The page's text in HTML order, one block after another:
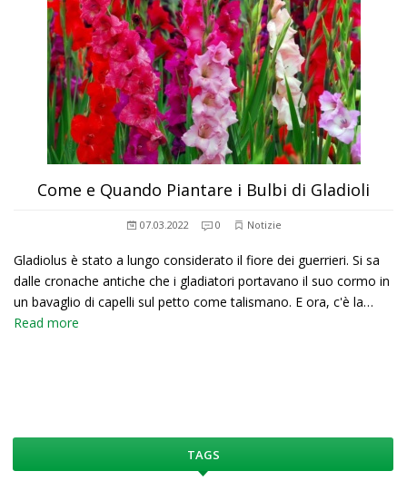
Come e Quando Piantare i Bulbi di Gladioli
07.03.2022 0 Notizie
Gladiolus è stato a lungo considerato il fiore dei guerrieri. Si sa
dalle cronache antiche che i gladiatori portavano il suo cormo in
un bavaglio di capelli sul petto come talismano. E ora, c'è la…
Read more
TAGS